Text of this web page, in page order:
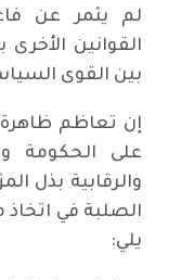
لم يثمر عن
القوانين
بين القوى
إن تعاظم ظاهرة
على الحكومة
والرقابية بذل
الصلبة في اتخاذ
يلي: